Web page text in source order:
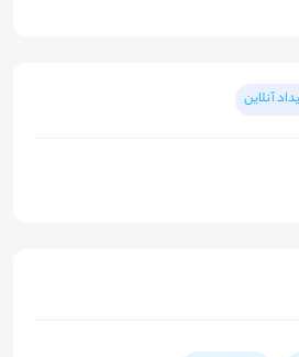
آنلاین